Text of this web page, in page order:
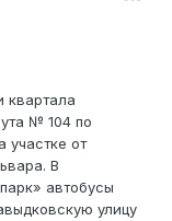
квартала
№ 104 по
участке от
В
автобусы
улицу